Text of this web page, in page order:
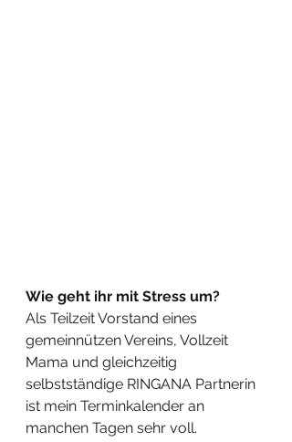
Wie geht ihr mit Stress um?
Als Teilzeit Vorstand eines
gemeinnützen Vereins, Vollzeit
Mama und gleichzeitig
selbstständige RINGANA Partnerin
ist mein Terminkalender an
manchen Tagen sehr voll.